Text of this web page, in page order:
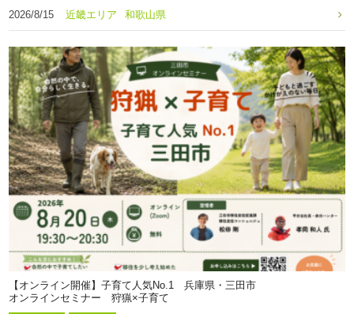
2026/8/15 近畿エリア 和歌山県
【オンライン開催】子育て人気No.1 兵庫県・三田市
オンラインセミナー 狩猟×子育て